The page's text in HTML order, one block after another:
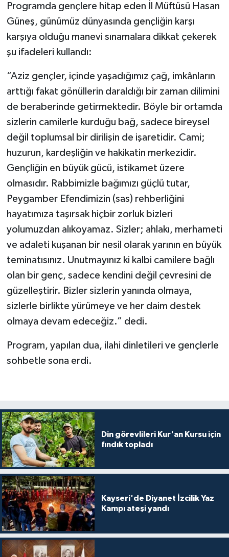
Programda gençlere hitap eden İl Müftüsü Hasan
Güneş, günümüz dünyasında gençliğin karşı
karşıya olduğu manevi sınamalara dikkat çekerek
şu ifadeleri kullandı:
“Aziz gençler, içinde yaşadığımız çağ, imkânların
arttığı fakat gönüllerin daraldığı bir zaman dilimini
de beraberinde getirmektedir. Böyle bir ortamda
sizlerin camilerle kurduğu bağ, sadece bireysel
değil toplumsal bir dirilişin de işaretidir. Cami;
huzurun, kardeşliğin ve hakikatin merkezidir.
Gençliğin en büyük gücü, istikamet üzere
olmasıdır. Rabbimizle bağımızı güçlü tutar,
Peygamber Efendimizin (sas) rehberliğini
hayatımıza taşırsak hiçbir zorluk bizleri
yolumuzdan alıkoyamaz. Sizler; ahlakı, merhameti
ve adaleti kuşanan bir nesil olarak yarının en büyük
teminatısınız. Unutmayınız ki kalbi camilere bağlı
olan bir genç, sadece kendini değil çevresini de
güzelleştirir. Bizler sizlerin yanında olmaya,
sizlerle birlikte yürümeye ve her daim destek
olmaya devam edeceğiz.” dedi.
Program, yapılan dua, ilahi dinletileri ve gençlerle
sohbetle sona erdi.
Din görevlileri Kur'an Kursu için
fındık topladı
Kayseri'de Diyanet İzcilik Yaz
Kampı ateşi yandı
Çankırı Müftülüğü
Çorum Müftülüğü
Denizli Müftülüğü
Diyarbakır Müftülüğü
Edirne Müftülüğü
Elazığ Müftülüğü
Erzincan Müftülüğü
Erzurum Müftülüğü
Eskişehir Müftülüğü
Gaziantep Müftülüğü
Giresun Müftülüğü
Hakkari Müftülüğü
Iğdır Müftülüğü
Isparta Müftülüğü
İstanbul Müftülüğü
İzmir Müftülüğü
Kahramanmaraş Müftülüğü
Karabük Müftülüğü
Bilim, Teknoloji
Biyografiler
Diyanet TV
İhtida Haberleri